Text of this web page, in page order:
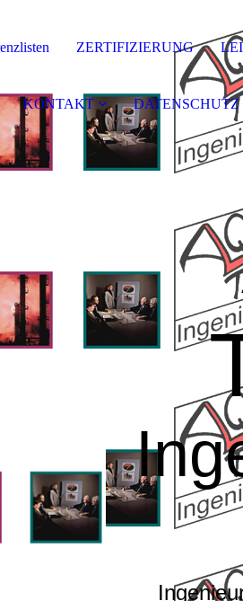
ZERTIFIZIERUNG
KONTAKT DATENSCHUTZ